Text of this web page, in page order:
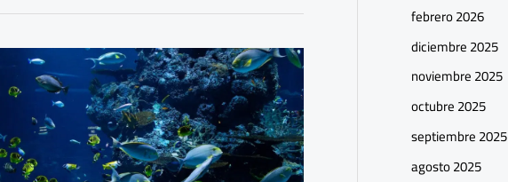
febrero 2026
diciembre 2025
noviembre 2025
octubre 2025
septiembre 2025
agosto 2025